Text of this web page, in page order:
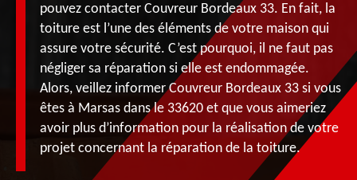
pouvez contacter Couvreur Bordeaux 33. En fait, la
toiture est l’une des éléments de votre maison qui
assure votre sécurité. C’est pourquoi, il ne faut pas
négliger sa réparation si elle est endommagée.
Alors, veillez informer Couvreur Bordeaux 33 si vous
êtes à Marsas dans le 33620 et que vous aimeriez
avoir plus d’information pour la réalisation de votre
projet concernant la réparation de la toiture.